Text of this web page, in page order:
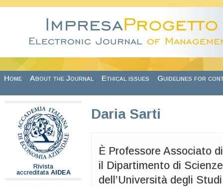
Home About the Journal Ethical issues Guidelines for
Rivista
accreditata AIDEA
Daria Sarti
È Professore Associato
il Dipartimento di
dell’Università degli